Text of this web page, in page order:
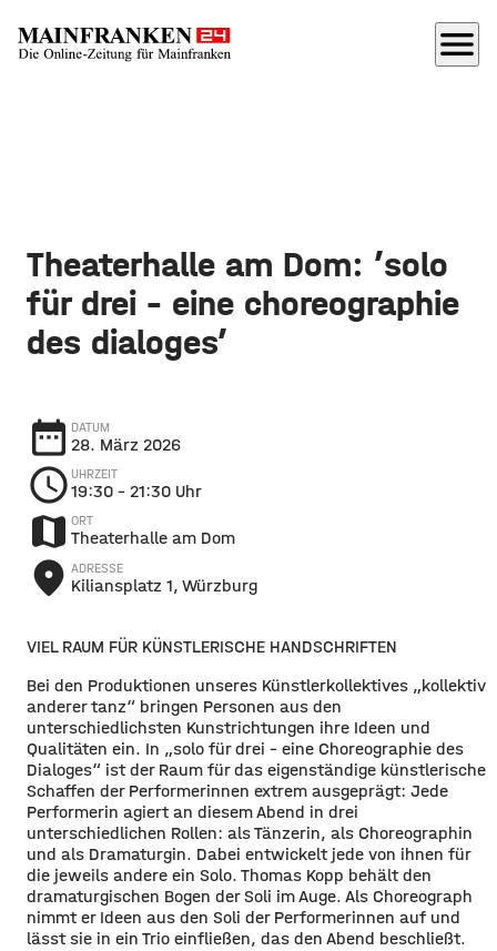
menu
Theaterhalle am Dom: ’solo
für drei - eine choreographie
des dialoges’
date_range DATUM
28. März 2026
schedule UHRZEIT
19:30 – 21:30 Uhr
map ORT
Theaterhalle am Dom
place ADRESSE
Kiliansplatz 1, Würzburg
VIEL RAUM FÜR KÜNSTLERISCHE HANDSCHRIFTEN
Bei den Produktionen unseres Künstlerkollektives „kollektiv
anderer tanz“ bringen Personen aus den
unterschiedlichsten Kunstrichtungen ihre Ideen und
Qualitäten ein. In „solo für drei – eine Choreographie des
Dialoges“ ist der Raum für das eigenständige künstlerische
Schaffen der Performerinnen extrem ausgeprägt: Jede
Performerin agiert an diesem Abend in drei
unterschiedlichen Rollen: als Tänzerin, als Choreographin
und als Dramaturgin. Dabei entwickelt jede von ihnen für
die jeweils andere ein Solo. Thomas Kopp behält den
dramaturgischen Bogen der Soli im Auge. Als Choreograph
nimmt er Ideen aus den Soli der Performerinnen auf und
lässt sie in ein Trio einfließen, das den Abend beschließt.